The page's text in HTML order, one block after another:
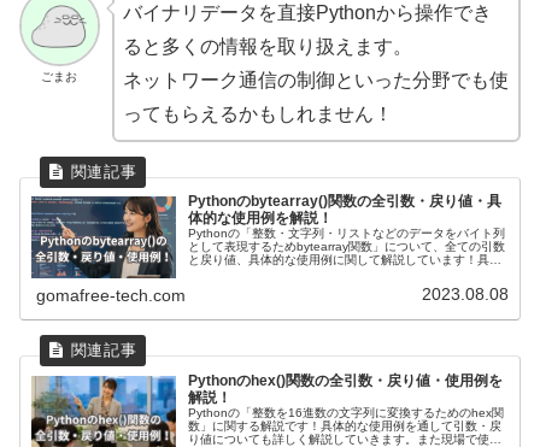
ごまお
バイナリデータを直接Pythonから操作でき
ると多くの情報を取り扱えます。
ネットワーク通信の制御といった分野でも使
ってもらえるかもしれません！
Pythonのbytearray()関数の全引数・戻り値・具
体的な使用例を解説！
Pythonの「整数・文字列・リストなどのデータをバイト列
として表現するためbytearray関数」について、全ての引数
と戻り値、具体的な使用例に関して解説しています！具体
を使ってバイト列に変換する方法や応用例を紹介していま
gomafree-tech.com 2023.08.08
Pythonのhex()関数の全引数・戻り値・使用例を
解説！
Pythonの「整数を16進数の文字列に変換するためのhex関
数」に関する解説です！具体的な使用例を通して引数・戻
り値についても詳しく解説していきます。また現場で使え